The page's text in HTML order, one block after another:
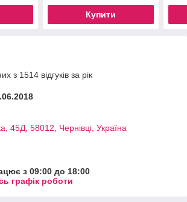
Купити
з 1514 відгуків за рік
45Д, 58012, Чернівці, Україна
з 09:00 до 18:00
графік роботи